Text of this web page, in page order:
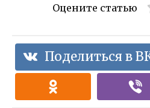
Оцените статью
Поделиться в